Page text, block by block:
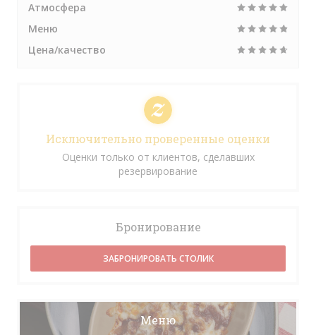
Атмосфера
Меню
Цена/качество
Исключительно проверенные оценки
Оценки только от клиентов, сделавших
резервирование
Бронирование
ЗАБРОНИРОВАТЬ СТОЛИК
Меню